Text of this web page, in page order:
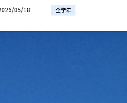
05/18 全学年